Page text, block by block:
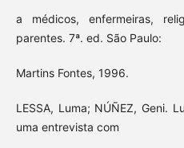
a médicos, enfermeiras,
parentes. 7ª. ed. São Paulo:
Martins Fontes, 1996.
LESSA, Luma; NÚÑEZ, Geni.
uma entrevista com